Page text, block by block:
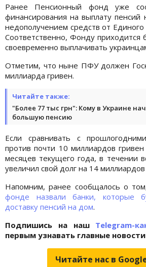
Ранее Пенсионный фонд уже
финансирования на выплату пенсий
недополучением средств от Единого
Соответственно, Фонду приходится
своевременно выплачивать
Отметим, что ныне ПФУ должен
миллиарда гривен.
Читайте также:
"Более 77 тыс грн": Кому в Украине
большую пенсию
Если сравнивать с
против почти 10 миллиардов
месяцев текущего года, в течении
увеличил свой долг на 14 миллиардов
Напомним, ранее сообщалось о
фонде назвали банки, которые
доставку пенсий на дом.
Подпишись на наш Telegram-
первым узнавать главные новости
Читайте нас в